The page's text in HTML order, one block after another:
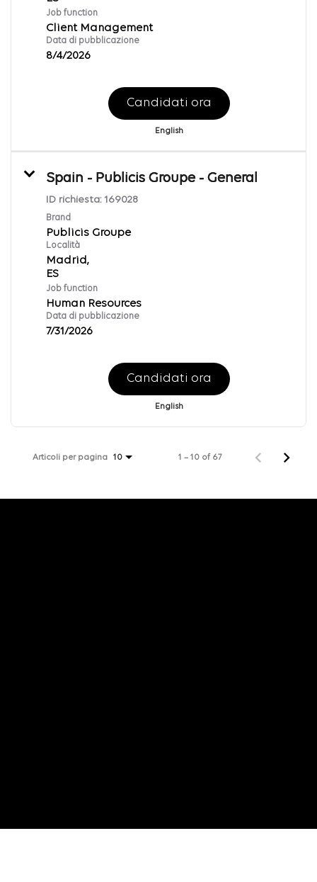
Job function
Client Management
Data di pubblicazione
8/4/2026
Candidati ora
English
Spain - Publicis Groupe - General
ID richiesta: 169028
Brand
Publicis Groupe
Località
Madrid,
Job function
Human Resources
Data di pubblicazione
7/31/2026
Candidati ora
English
Articoli per pagina 10 1 – 10 of 67